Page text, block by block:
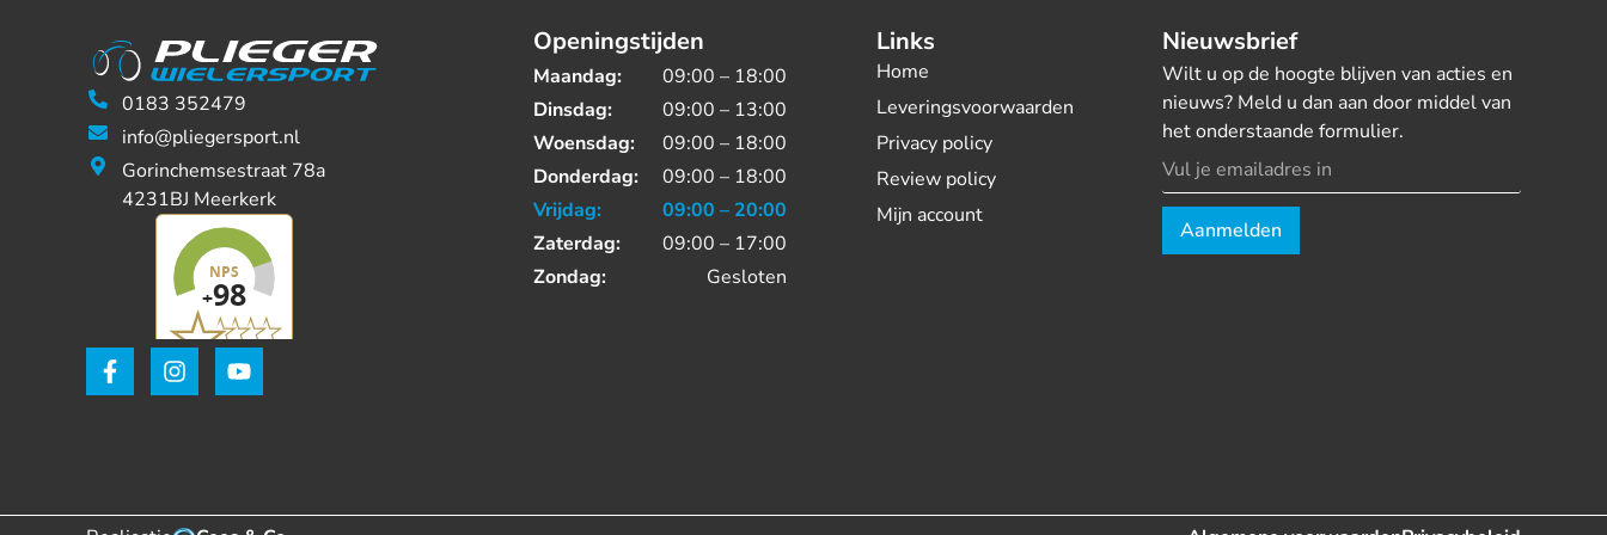
0183 352479
info@pliegersport.nl
Gorinchemsestraat 78a
4231BJ Meerkerk
Openingstijden
Maandag:
09:00 – 18:00
Dinsdag:
09:00 – 13:00
Woensdag:
09:00 – 18:00
Donderdag:
09:00 – 18:00
Vrijdag:
09:00 – 20:00
Zaterdag:
09:00 – 17:00
Zondag:
Gesloten
Links
Home
Leveringsvoorwaarden
Privacy policy
Review policy
Mijn account
Nieuwsbrief
Wilt u op de hoogte blijven van acties en
nieuws? Meld u dan aan door middel van
het onderstaande formulier.
Aanmelden